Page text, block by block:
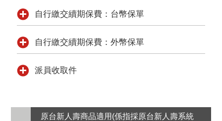
自行繳交續期保費：台幣保單
自行繳交續期保費：外幣保單
派員收取件
原台新人壽商品適用(係指採原台新人壽系統